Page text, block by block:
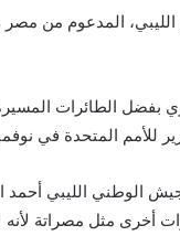
المدعوم من مصر
بفضل الطائرات
للأمم المتحدة في
الوطني الليبي أحمد
أخرى مثل مصراتة لأنه